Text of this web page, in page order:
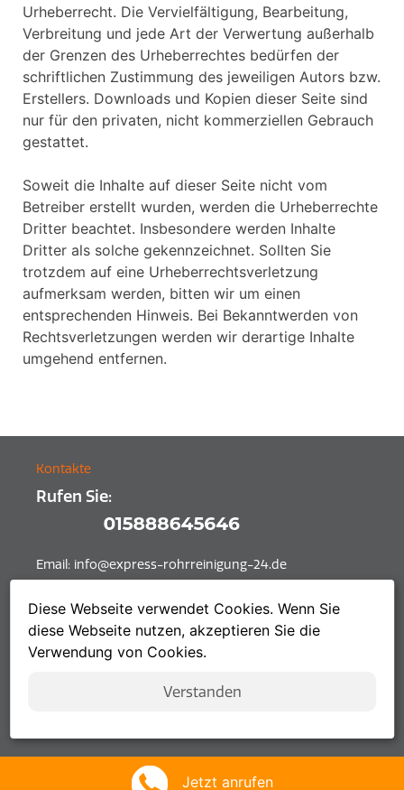
Urheberrecht. Die Vervielfältigung, Bearbeitung,
Verbreitung und jede Art der Verwertung außerhalb
der Grenzen des Urheberrechtes bedürfen der
schriftlichen Zustimmung des jeweiligen Autors bzw.
Erstellers. Downloads und Kopien dieser Seite sind
nur für den privaten, nicht kommerziellen Gebrauch
gestattet.
Soweit die Inhalte auf dieser Seite nicht vom
Betreiber erstellt wurden, werden die Urheberrechte
Dritter beachtet. Insbesondere werden Inhalte
Dritter als solche gekennzeichnet. Sollten Sie
trotzdem auf eine Urheberrechtsverletzung
aufmerksam werden, bitten wir um einen
entsprechenden Hinweis. Bei Bekanntwerden von
Rechtsverletzungen werden wir derartige Inhalte
umgehend entfernen.
Kontakte
Rufen Sie:
Email: info@express-rohrreinigung-24.de
Fasanenstraße 85, 10623 Berlin
Sitemap
Jetzt anrufen
Diese Webseite verwendet Cookies. Wenn Sie
diese Webseite nutzen, akzeptieren Sie die
Verwendung von Cookies.
Verstanden